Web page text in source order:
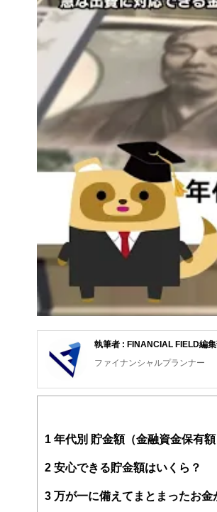
執筆者 : FINANCIAL FIELD編
ファイナンシャルプランナー
FinancialField編集部は、金融
案から記事掲載まですべての工
FinancialFieldの特徴は、ファ
ー、公認会計士、社会保険労
1 年代別 貯金額（金融資金保有
2 安心できる貯金額はいくら？
3 万が一に備えてまとまったお金